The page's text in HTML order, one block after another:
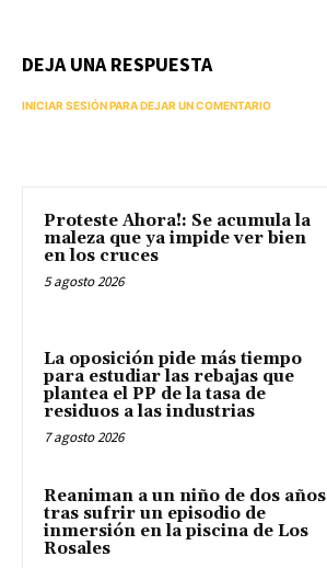
DEJA UNA RESPUESTA
INICIAR SESIÓN PARA DEJAR UN COMENTARIO
Proteste Ahora!: Se acumula la
maleza que ya impide ver bien
en los cruces
5 agosto 2026
La oposición pide más tiempo
para estudiar las rebajas que
plantea el PP de la tasa de
residuos a las industrias
7 agosto 2026
Reaniman a un niño de dos años
tras sufrir un episodio de
inmersión en la piscina de Los
Rosales